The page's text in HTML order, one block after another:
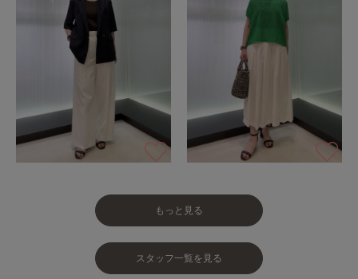
もっと見る
スタッフ一覧を見る